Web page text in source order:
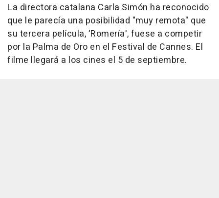
La directora catalana Carla Simón ha reconocido
que le parecía una posibilidad "muy remota" que
su tercera película, 'Romería', fuese a competir
por la Palma de Oro en el Festival de Cannes. El
filme llegará a los cines el 5 de septiembre.